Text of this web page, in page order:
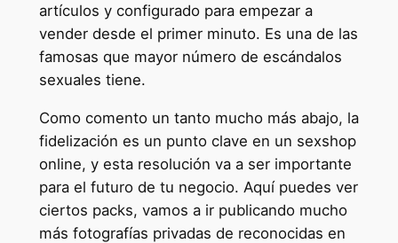
artículos y configurado para empezar a
vender desde el primer minuto. Es una de las
famosas que mayor número de escándalos
sexuales tiene.
Como comento un tanto mucho más abajo, la
fidelización es un punto clave en un sexshop
online, y esta resolución va a ser importante
para el futuro de tu negocio. Aquí puedes ver
ciertos packs, vamos a ir publicando mucho
más fotografías privadas de reconocidas en